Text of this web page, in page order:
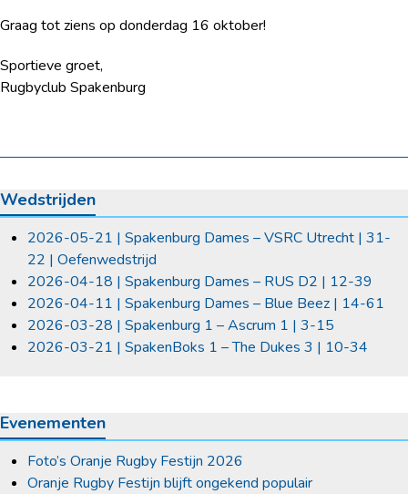
Graag tot ziens op donderdag 16 oktober!
Sportieve groet,
Rugbyclub Spakenburg
Wedstrijden
2026-05-21 | Spakenburg Dames – VSRC Utrecht | 31-
22 | Oefenwedstrijd
2026-04-18 | Spakenburg Dames – RUS D2 | 12-39
2026-04-11 | Spakenburg Dames – Blue Beez | 14-61
2026-03-28 | Spakenburg 1 – Ascrum 1 | 3-15
2026-03-21 | SpakenBoks 1 – The Dukes 3 | 10-34
Evenementen
Foto’s Oranje Rugby Festijn 2026
Oranje Rugby Festijn blijft ongekend populair